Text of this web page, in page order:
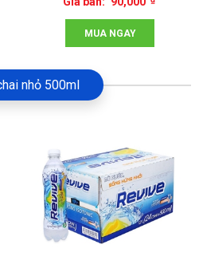
MUA NGAY
nhỏ 500ml